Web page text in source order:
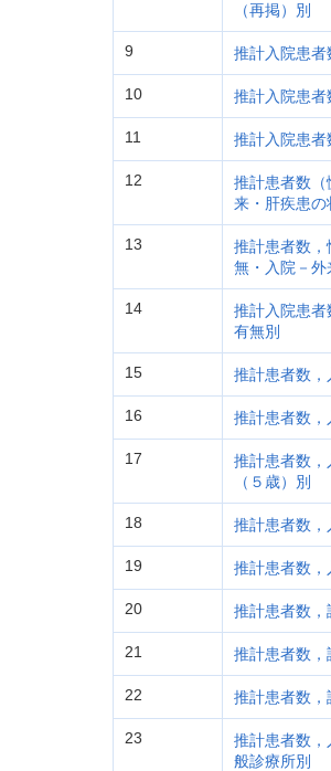
（再掲）別
9 推計入院患者
10 推計入院患者
11 推計入院患者
12
推計患者数
来・肝疾患の
13
推計患者数
無・入院－外
14
推計入院患
有無別
15 推計患者数，
16 推計患者数，
17
推計患者数
（５歳）別
18 推計患者数，
19 推計患者数，
20 推計患者数，
21 推計患者数，
22 推計患者数，
23
推計患者数
般診療所別